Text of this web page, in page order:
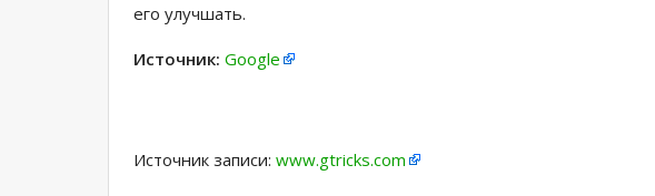
его улучшать.
Источник: Google
Источник записи: www.gtricks.com